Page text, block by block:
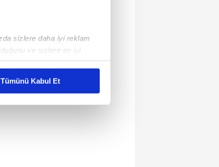
sizlere daha iyi reklam
ve sizlere en iyi
karşılamak
kullanılmaktadır. Bu
Tümünü Kabul Et